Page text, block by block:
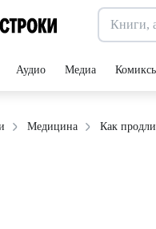
Аудио Медиа
Медицина Как